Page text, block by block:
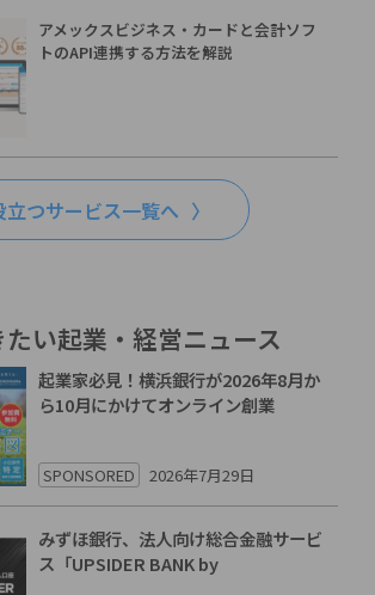
アメックスビジネス・カードと会計ソフ
トのAPI連携する方法を解説
立つサービス一覧へ
い起業・経営ニュース
起業家必見！横浜銀行が2026年8月か
ら10月にかけてオンライン創業
SPONSORED 2026年7月29日
みずほ銀行、法人向け総合金融サービ
ス「UPSIDER BANK by